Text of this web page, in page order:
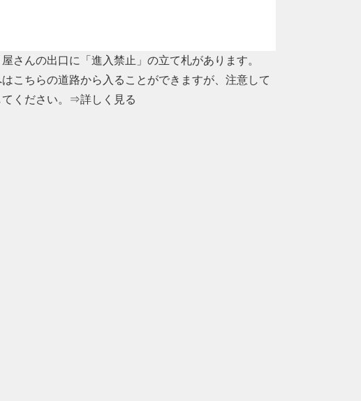
さんの出口に「進入禁止」の立て札があります。
こちらの道路から入ることができますが、注意して
ください。
⇒詳しく見る